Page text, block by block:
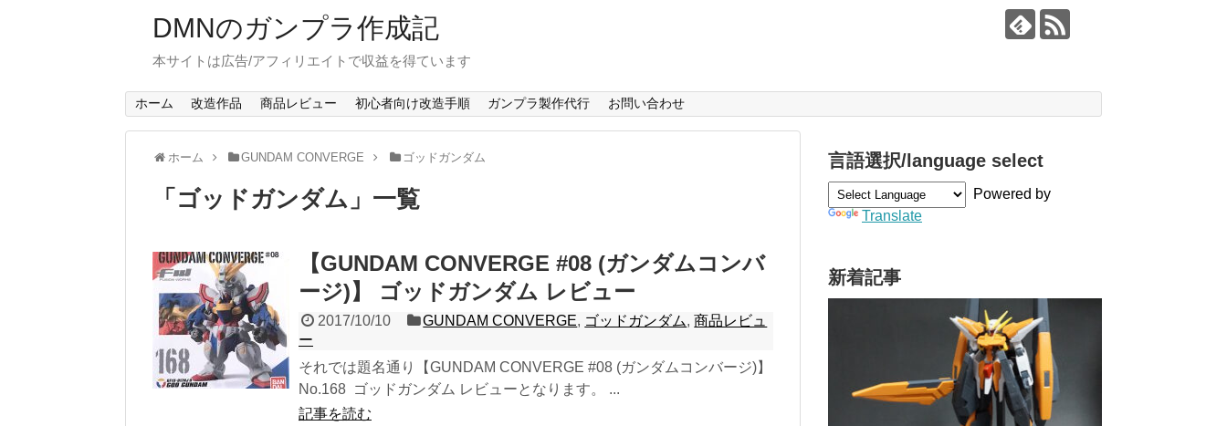
DMNのガンプラ作成記
本サイトは広告/アフィリエイトで収益を得ています
ホーム 改造作品 商品レビュー 初心者向け改造手順 ガンプラ製作代行 お問い合わせ
ホーム GUNDAM CONVERGE ゴッドガンダム
「 ゴッドガンダム 」 一覧
【GUNDAM CONVERGE #08 (ガンダムコンバ
ージ)】 ゴッドガンダム レビュー
2017/10/10 GUNDAM CONVERGE, ゴッドガンダム,商品レビュ
ー
それでは題名通り【GUNDAM CONVERGE #08 (ガンダムコンバージ)】
No.168 ゴッドガンダム レビューとなります。 ...
記事を読む
言語選択/language select
Powered by
Translate
新着記事